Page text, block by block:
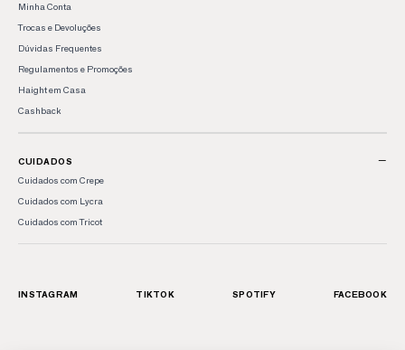
Minha Conta
Trocas e Devoluções
Dúvidas Frequentes
Regulamentos e Promoções
Haight em Casa
Cashback
CUIDADOS −
Cuidados com Crepe
Cuidados com Lycra
Cuidados com Tricot
INSTAGRAM TIKTOK SPOTIFY FACEBOOK